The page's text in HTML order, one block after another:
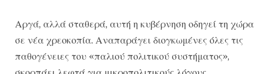
Αργά, αλλά σταθερά, αυτή η κυβέρνηση οδηγεί τη χώρα
σε νέα χρεοκοπία. Αναπαράγει διογκωμένες όλες τις
παθογένειες του «παλιού πολιτικού συστήματος»,